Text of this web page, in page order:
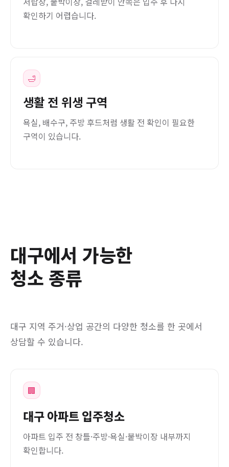
확인하기 어렵습니다.
🛁
생활 전 위생 구역
욕실, 배수구, 주방 후드처럼 생활 전 확인이 필요한
구역이 있습니다.
대구에서 가능한
청소 종류
대구 지역 주거·상업 공간의 다양한 청소를 한 곳에서
상담할 수 있습니다.
🏢
대구 아파트 입주청소
아파트 입주 전 창틀·주방·욕실·붙박이장 내부까지
확인합니다.